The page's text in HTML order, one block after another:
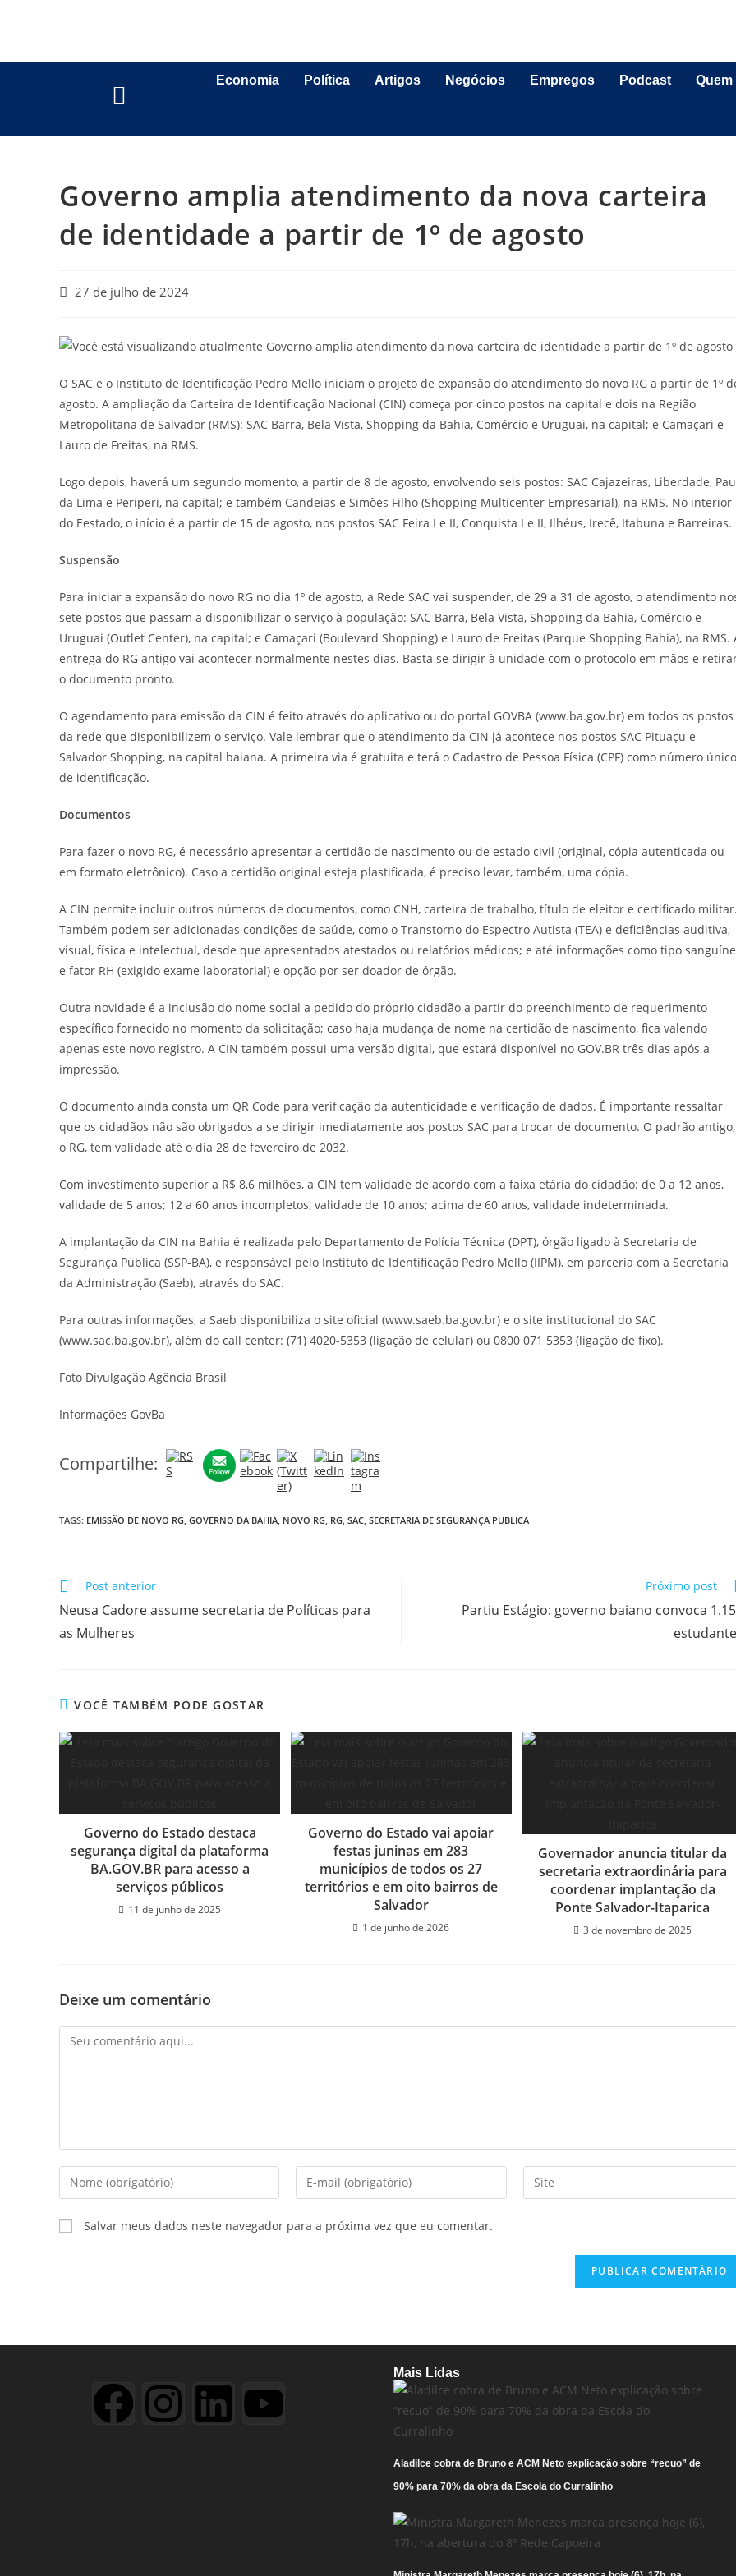
Economia Política Artigos Negócios Empregos Podcast
Governo amplia atendimento da nova carteira
de identidade a partir de 1º de agosto
27 de julho de 2024
O SAC e o Instituto de Identificação Pedro Mello iniciam o projeto de expansão do atendimento do novo RG a partir de 1º
agosto. A ampliação da Carteira de Identificação Nacional (CIN) começa por cinco postos na capital e dois na Região
Metropolitana de Salvador (RMS): SAC Barra, Bela Vista, Shopping da Bahia, Comércio e Uruguai, na capital; e Camaçari e
Lauro de Freitas, na RMS.
Logo depois, haverá um segundo momento, a partir de 8 de agosto, envolvendo seis postos: SAC Cajazeiras, Liberdade, Pau
da Lima e Periperi, na capital; e também Candeias e Simões Filho (Shopping Multicenter Empresarial), na RMS. No interior
do Eestado, o início é a partir de 15 de agosto, nos postos SAC Feira I e II, Conquista I e II, Ilhéus, Irecê, Itabuna e Barreiras.
Suspensão
Para iniciar a expansão do novo RG no dia 1º de agosto, a Rede SAC vai suspender, de 29 a 31 de agosto, o atendimento
sete postos que passam a disponibilizar o serviço à população: SAC Barra, Bela Vista, Shopping da Bahia, Comércio e
Uruguai (Outlet Center), na capital; e Camaçari (Boulevard Shopping) e Lauro de Freitas (Parque Shopping Bahia), na RMS.
entrega do RG antigo vai acontecer normalmente nestes dias. Basta se dirigir à unidade com o protocolo em mãos e
o documento pronto.
O agendamento para emissão da CIN é feito através do aplicativo ou do portal GOVBA (www.ba.gov.br) em todos os postos
da rede que disponibilizem o serviço. Vale lembrar que o atendimento da CIN já acontece nos postos SAC Pituaçu e
Salvador Shopping, na capital baiana. A primeira via é gratuita e terá o Cadastro de Pessoa Física (CPF) como número único
de identificação.
Documentos
Para fazer o novo RG, é necessário apresentar a certidão de nascimento ou de estado civil (original, cópia autenticada ou
em formato eletrônico). Caso a certidão original esteja plastificada, é preciso levar, também, uma cópia.
A CIN permite incluir outros números de documentos, como CNH, carteira de trabalho, título de eleitor e certificado militar.
Também podem ser adicionadas condições de saúde, como o Transtorno do Espectro Autista (TEA) e deficiências auditiva,
visual, física e intelectual, desde que apresentados atestados ou relatórios médicos; e até informações como tipo
e fator RH (exigido exame laboratorial) e opção por ser doador de órgão.
Outra novidade é a inclusão do nome social a pedido do próprio cidadão a partir do preenchimento de requerimento
específico fornecido no momento da solicitação; caso haja mudança de nome na certidão de nascimento, fica valendo
apenas este novo registro. A CIN também possui uma versão digital, que estará disponível no GOV.BR três dias após a
impressão.
O documento ainda consta um QR Code para verificação da autenticidade e verificação de dados. É importante ressaltar
que os cidadãos não são obrigados a se dirigir imediatamente aos postos SAC para trocar de documento. O padrão antigo,
o RG, tem validade até o dia 28 de fevereiro de 2032.
Com investimento superior a R$ 8,6 milhões, a CIN tem validade de acordo com a faixa etária do cidadão: de 0 a 12 anos,
validade de 5 anos; 12 a 60 anos incompletos, validade de 10 anos; acima de 60 anos, validade indeterminada.
A implantação da CIN na Bahia é realizada pelo Departamento de Polícia Técnica (DPT), órgão ligado à Secretaria de
Segurança Pública (SSP-BA), e responsável pelo Instituto de Identificação Pedro Mello (IIPM), em parceria com a Secretaria
da Administração (Saeb), através do SAC.
Para outras informações, a Saeb disponibiliza o site oficial (www.saeb.ba.gov.br) e o site institucional do SAC
(www.sac.ba.gov.br), além do call center: (71) 4020-5353 (ligação de celular) ou 0800 071 5353 (ligação de fixo).
Foto Divulgação Agência Brasil
Informações GovBa
Compartilhe:
TAGS: EMISSÃO DE NOVO RG GOVERNO DA BAHIA NOVO RG RG SAC SECRETARIA DE SEGURANÇA PUBLICA
Post anterior
Neusa Cadore assume secretaria de Políticas para
as Mulheres
Próximo post
Partiu Estágio: governo baiano convoca
VOCÊ TAMBÉM PODE GOSTAR
Governo do Estado destaca
segurança digital da plataforma
BA.GOV.BR para acesso a
serviços públicos
11 de junho de 2025
Governo do Estado vai apoiar
festas juninas em 283
municípios de todos os 27
territórios e em oito bairros de
Salvador
1 de junho de 2026
Governador anuncia titular da
secretaria extraordinária para
coordenar implantação da
Ponte Salvador-Itaparica
3 de novembro de 2025
Deixe um comentário
Salvar meus dados neste navegador para a próxima vez que eu comentar.
Mais Lidas
Aladilce cobra de Bruno e ACM Neto explicação sobre “recuo” de
90% para 70% da obra da Escola do Curralinho